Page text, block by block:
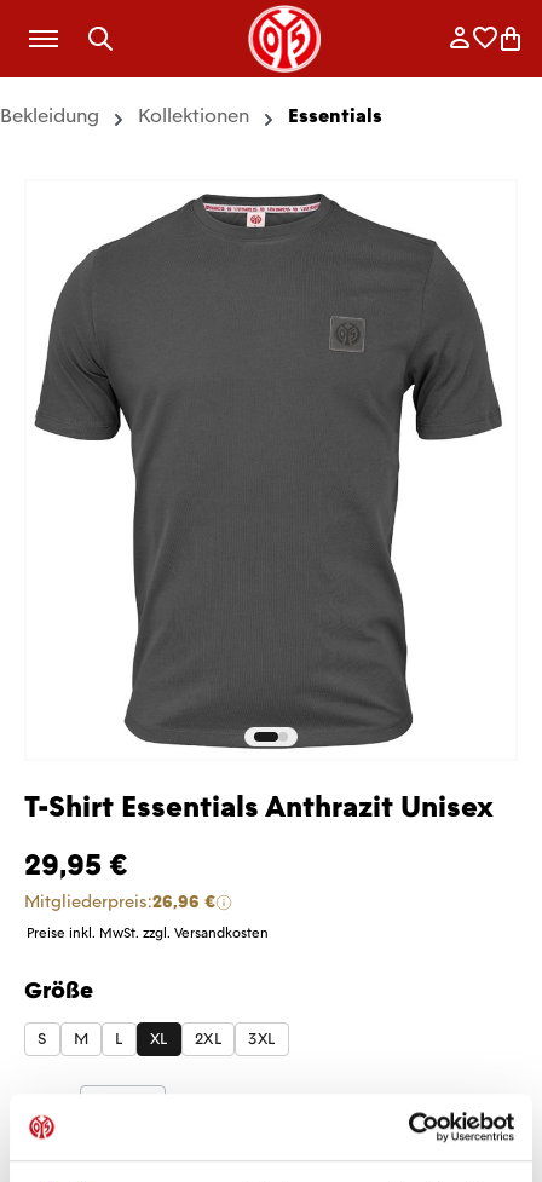
Zum Hauptinhalt springen
Bekleidung Kollektionen Essentials
T-Shirt Essentials Anthrazit Unisex
29,95 €
Mitgliederpreis:26,96 €
Preise inkl. MwSt. zzgl. Versandkosten
Größe
auswählen
S M L XL 2XL 3XL
Produkt Anzahl: Gib den gewünschten
Sofort verfügbar, Lieferzeit: 1-3 Tage